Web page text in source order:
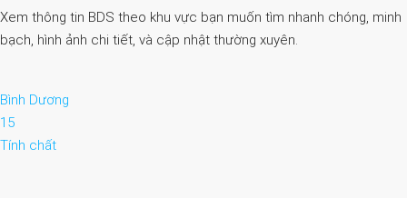
Xem thông tin BDS theo khu vực bạn muốn tìm nhanh chóng, minh
bạch, hình ảnh chi tiết, và cập nhật thường xuyên.
Bình Dương
15
Tính chất